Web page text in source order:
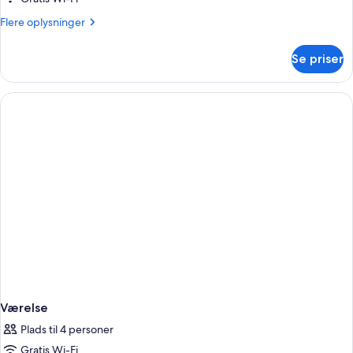
Flere oplysninger
Flere
Se priser
Værelse
Plads til 4 personer
Gratis Wi-Fi